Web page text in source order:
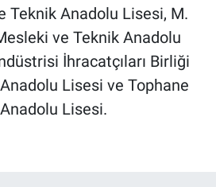
Teknik Anadolu Lisesi, M.
ve Teknik Anadolu
İhracatçıları Birliği
Lisesi ve Tophane
Lisesi.